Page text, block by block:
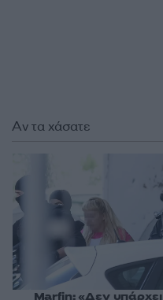
Αν τα χάσατε
Marfin: «Δεν υπάρχει